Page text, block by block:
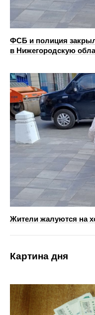
ФСБ и полиция
в Нижегородскую
Жители жалуются на
Картина дня